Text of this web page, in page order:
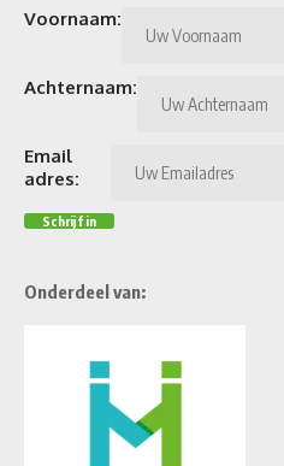
Voornaam:
Achternaam:
Email
adres:
Onderdeel van: